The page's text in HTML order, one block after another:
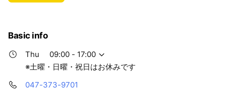
Basic info
Thu
09:00 - 17:00
※土曜・日曜・祝日はお休みです
047-373-9701